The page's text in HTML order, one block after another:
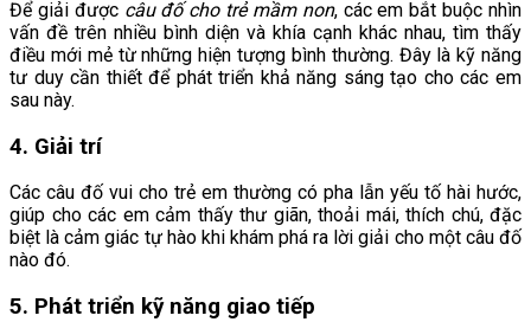
Để giải được câu đố cho trẻ mầm non, các em bắt buộc nhìn
vấn đề trên nhiều bình diện và khía cạnh khác nhau, tìm thấy
điều mới mẻ từ những hiện tượng bình thường. Đây là kỹ năng
tư duy cần thiết để phát triển khả năng sáng tạo cho các em
sau này.
4. Giải trí
Các câu đố vui cho trẻ em thường có pha lẫn yếu tố hài hước,
giúp cho các em cảm thấy thư giãn, thoải mái, thích chú, đặc
biệt là cảm giác tự hào khi khám phá ra lời giải cho một câu đố
nào đó.
5. Phát triển kỹ năng giao tiếp